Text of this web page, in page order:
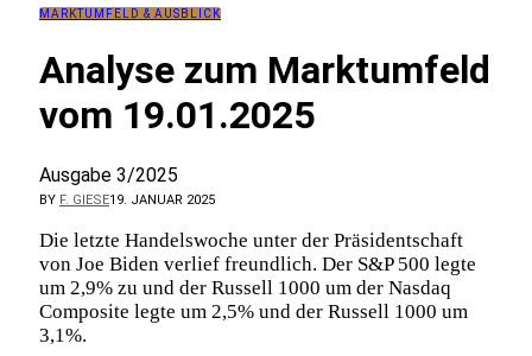
MARKTUMFELD & AUSBLICK
Analyse zum Marktumfeld
vom 19.01.2025
Ausgabe 3/2025
BY F. GIESE19. JANUAR 2025
Die letzte Handelswoche unter der Präsidentschaft
von Joe Biden verlief freundlich. Der S&P 500 legte
um 2,9% zu und der Russell 1000 um der Nasdaq
Composite legte um 2,5% und der Russell 1000 um
3,1%.